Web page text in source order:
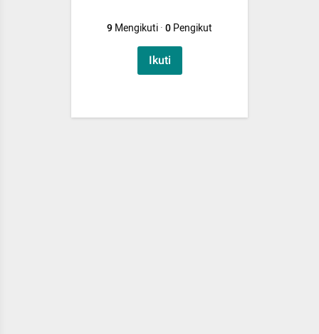
9Mengikuti·0Pengikut
Ikuti